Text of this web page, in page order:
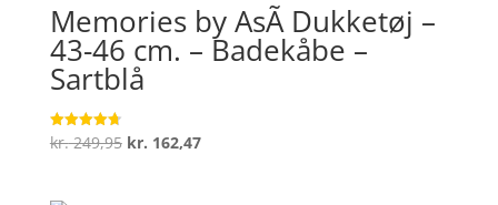
Memories by AsÃ­ Dukketøj –
43-46 cm. – Badekåbe –
Sartblå
Vurderet
4.7
kr.249,95 Den
kr. 162,47Den